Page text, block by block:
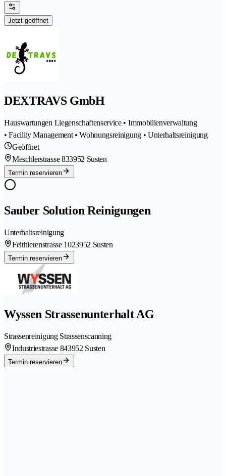
Jetzt geöffnet
DEXTRAVS GmbH
Hauswartungen Liegenschaftenservice • Immobilienverwaltung
• Facility Management • Wohnungsreinigung • Unterhaltsreinigung
Geöffnet
Meschlerstrasse 833952 Susten
Termin reservieren
Sauber Solution Reinigungen
Unterhaltsreinigung
Feithierenstrasse 1023952 Susten
Termin reservieren
Wyssen Strassenunterhalt AG
Strassenreinigung Strassenscanning
Industriestrasse 843952 Susten
Termin reservieren